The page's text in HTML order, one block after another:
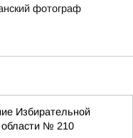
фотограф
Избирательной
области № 210